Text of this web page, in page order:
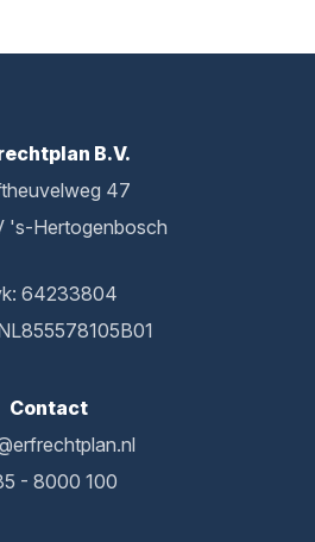
B.V.
47
's-Hertogenbosch
64233804
Contact
- 8000 100